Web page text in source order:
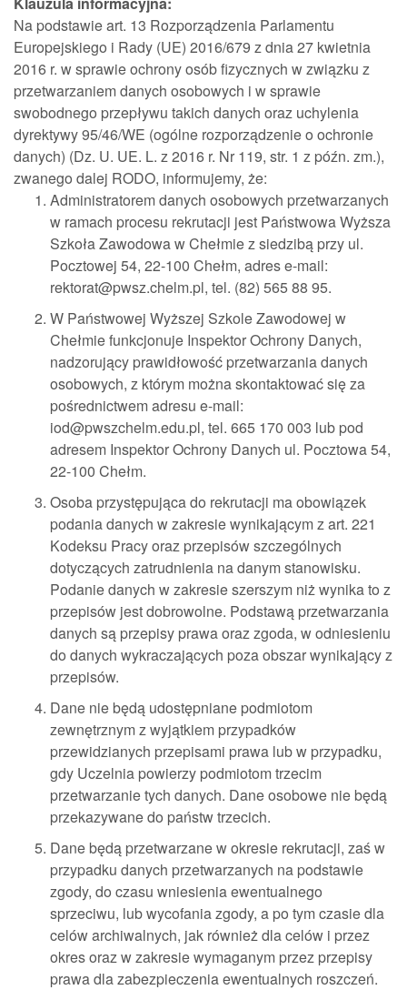
Na podstawie art. 13 Rozporządzenia Parlamentu
Europejskiego i Rady (UE) 2016/679 z dnia 27 kwietnia
2016 r. w sprawie ochrony osób fizycznych w związku z
przetwarzaniem danych osobowych i w sprawie
swobodnego przepływu takich danych oraz uchylenia
dyrektywy 95/46/WE (ogólne rozporządzenie o ochronie
danych) (Dz. U. UE. L. z 2016 r. Nr 119, str. 1 z późn. zm.),
zwanego dalej RODO, informujemy, że:
Administratorem danych osobowych przetwarzanych
w ramach procesu rekrutacji jest Państwowa Wyższa
Szkoła Zawodowa w Chełmie z siedzibą przy ul.
Pocztowej 54, 22-100 Chełm, adres e-mail:
rektorat@pwsz.chelm.pl, tel. (82) 565 88 95.
W Państwowej Wyższej Szkole Zawodowej w
Chełmie funkcjonuje Inspektor Ochrony Danych,
nadzorujący prawidłowość przetwarzania danych
osobowych, z którym można skontaktować się za
pośrednictwem adresu e-mail:
iod@pwszchelm.edu.pl, tel. 665 170 003 lub pod
adresem Inspektor Ochrony Danych ul. Pocztowa 54,
22-100 Chełm.
Osoba przystępująca do rekrutacji ma obowiązek
podania danych w zakresie wynikającym z art. 221
Kodeksu Pracy oraz przepisów szczególnych
dotyczących zatrudnienia na danym stanowisku.
Podanie danych w zakresie szerszym niż wynika to z
przepisów jest dobrowolne. Podstawą przetwarzania
danych są przepisy prawa oraz zgoda, w odniesieniu
do danych wykraczających poza obszar wynikający z
przepisów.
Dane nie będą udostępniane podmiotom
zewnętrznym z wyjątkiem przypadków
przewidzianych przepisami prawa lub w przypadku,
gdy Uczelnia powierzy podmiotom trzecim
przetwarzanie tych danych. Dane osobowe nie będą
przekazywane do państw trzecich.
Dane będą przetwarzane w okresie rekrutacji, zaś w
przypadku danych przetwarzanych na podstawie
zgody, do czasu wniesienia ewentualnego
sprzeciwu, lub wycofania zgody, a po tym czasie dla
celów archiwalnych, jak również dla celów i przez
okres oraz w zakresie wymaganym przez przepisy
prawa dla zabezpieczenia ewentualnych roszczeń.